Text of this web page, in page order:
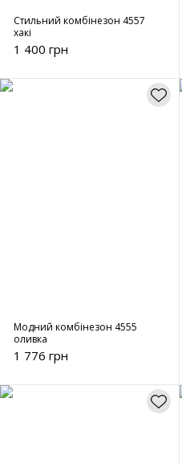
Стильний комбінезон 4557
хакі
1 400 грн
Модний комбінезон 4555
оливка
1 776 грн